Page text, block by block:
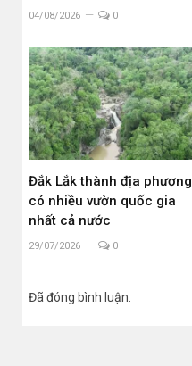
04/08/2026 0
Đắk Lắk thành địa phương
có nhiều vườn quốc gia
nhất cả nước
29/07/2026 0
Đã đóng bình luận.